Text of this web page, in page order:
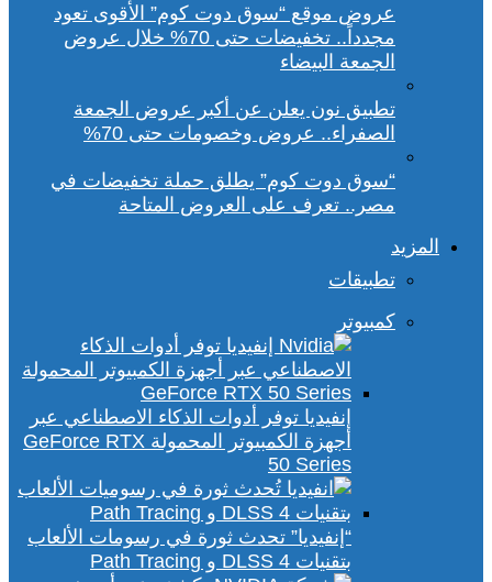
عروض موقع “سوق دوت كوم” الأقوى تعود
مجدداً.. تخفيضات حتى 70% خلال عروض
الجمعة البيضاء
تطبيق نون يعلن عن أكبر عروض الجمعة
الصفراء.. عروض وخصومات حتى 70%
“سوق دوت كوم” يطلق حملة تخفيضات في
مصر.. تعرف على العروض المتاحة
المزيد
تطبيقات
كمبيوتر
إنفيديا توفر أدوات الذكاء الاصطناعي عبر
أجهزة الكمبيوتر المحمولة GeForce RTX
50 Series
“إنفيديا” تحدث ثورة في رسومات الألعاب
بتقنيات DLSS 4 و Path Tracing